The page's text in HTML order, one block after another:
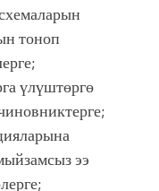
тоноп
үлүштөргө
ээ